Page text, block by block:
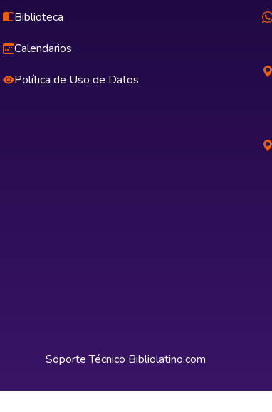
Biblioteca
Calendarios
Política de Uso de Datos
Soporte Técnico Bibliolatino.com